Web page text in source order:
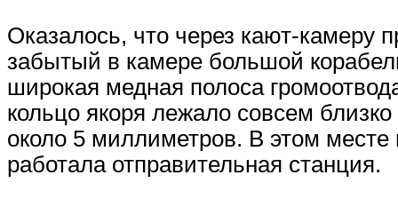
Оказалось, что через кают-камеру
забытый в камере большой
широкая медная полоса
кольцо якоря лежало совсем
около 5 миллиметров. В этом месте
работала отправительная станция.